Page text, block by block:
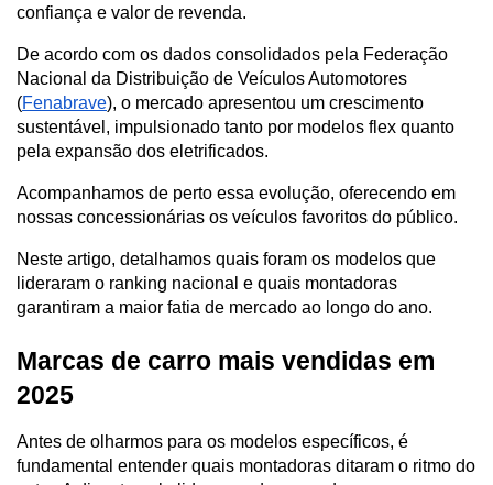
confiança e valor de revenda.
De acordo com os dados consolidados pela Federação
Nacional da Distribuição de Veículos Automotores
(Fenabrave), o mercado apresentou um crescimento
sustentável, impulsionado tanto por modelos flex quanto
pela expansão dos eletrificados.
Acompanhamos de perto essa evolução, oferecendo em
nossas concessionárias os veículos favoritos do público.
Neste artigo, detalhamos quais foram os modelos que
lideraram o ranking nacional e quais montadoras
garantiram a maior fatia de mercado ao longo do ano.
Marcas de carro mais vendidas em
2025
Antes de olharmos para os modelos específicos, é
fundamental entender quais montadoras ditaram o ritmo do